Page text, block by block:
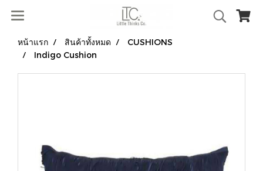
หน้าแรก สินค้าทั้งหมด
CUSHIONS
Indigo Cushion